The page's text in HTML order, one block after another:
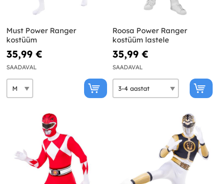
Must Power Ranger
kostüüm
35,99 €
SAADAVAL
Roosa Power Ranger
kostüüm lastele
35,99 €
SAADAVAL